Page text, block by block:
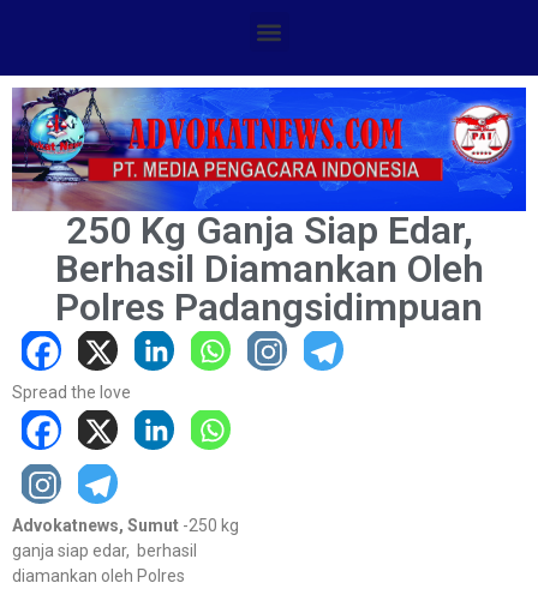
250 Kg Ganja Siap Edar,
Berhasil Diamankan Oleh
Polres Padangsidimpuan
Spread the love
Advokatnews, Sumut -250 kg
ganja siap edar, berhasil
diamankan oleh Polres